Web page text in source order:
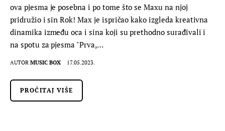
ova pjesma je posebna i po tome što se Maxu na njoj
pridružio i sin Rok! Max je ispričao kako izgleda kreativna
dinamika između oca i sina koji su prethodno surađivali i
na spotu za pjesma "Prva,…
AUTOR MUSIC BOX 17.05.2023.
PROČITAJ VIŠE